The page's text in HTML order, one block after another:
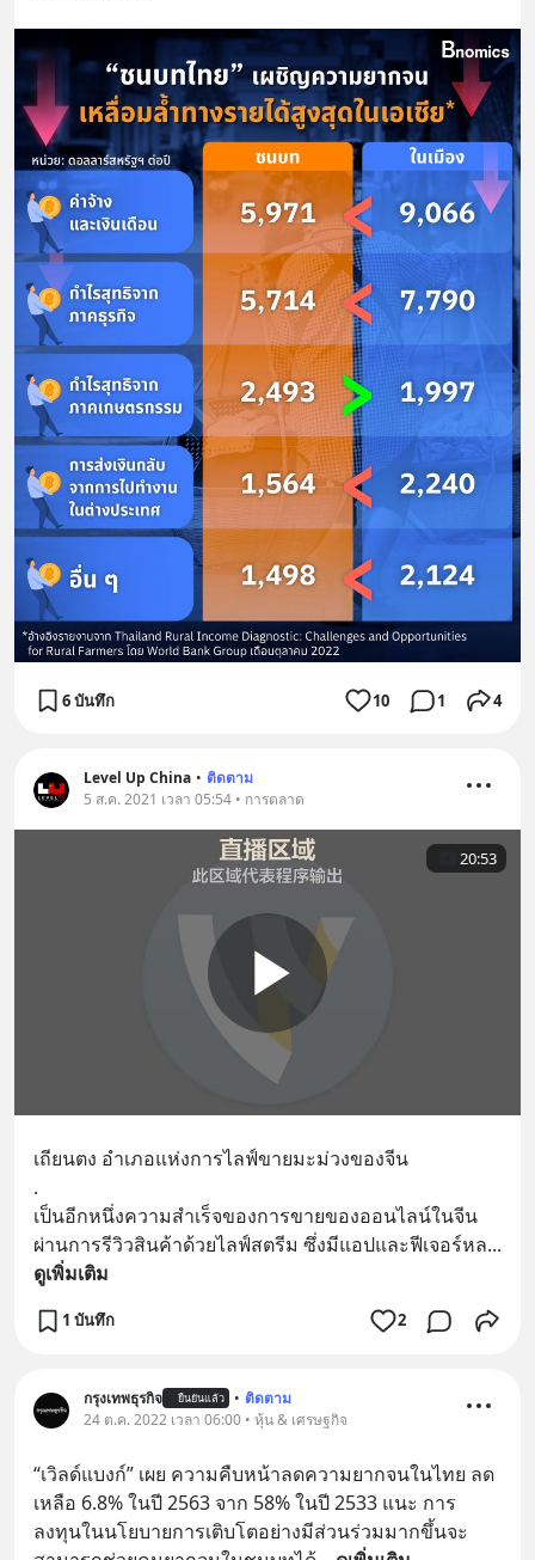
6 บันทึก 10 1 4
Level Up China • ติดตาม
5 ส.ค. 2021 เวลา 05:54 • การตลาด
20:53
เถียนตง อำเภอแห่งการไลฟ์ขายมะม่วงของจีน
.
เป็นอีกหนึ่งความสำเร็จของการขายของออนไลน์ในจีน
ผ่านการรีวิวสินค้าด้วยไลฟ์สตรีม ซึ่งมีแอปและฟีเจอร์หล
ดูเพิ่มเติม
1 บันทึก 2
กรุงเทพธุรกิจ ยืนยันแล้ว • ติดตาม
24 ต.ค. 2022 เวลา 06:00 • หุ้น & เศรษฐกิจ
“เวิลด์แบงก์” เผย ความคืบหน้าลดความยากจนในไทย ลด
เหลือ 6.8% ในปี 2563 จาก 58% ในปี 2533 แนะ การ
ลงทุนในนโยบายการเติบโตอย่างมีส่วนร่วมมากขึ้นจะ